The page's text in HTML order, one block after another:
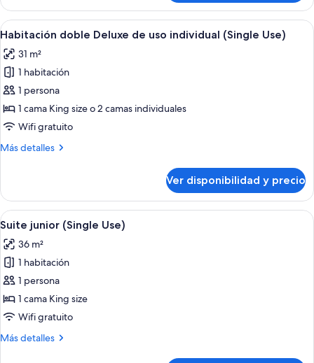
doble
Deluxe
Ver
todas
las
fotos
de
Habitación
doble
de
(Single
Use)
Habitación de hotel con una cama
4
Habitación doble Deluxe de uso individual (Single Use)
31 m²
1 habitación
1 persona
1 cama King size o 2 camas individuales
Wifi gratuito
Más detalles
Más
doble
Deluxe
de
individual
(Single
Use)
Ver disponibilidad y precio
Ver
todas
las
fotos
de
Suite
junior
Use)
Una cama bien hecha con una
4
Suite junior (Single Use)
36 m²
1 habitación
1 persona
1 cama King size
Wifi gratuito
Más detalles
Más